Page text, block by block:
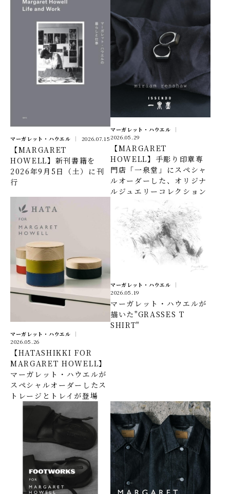
マーガレット・ハウエル 2026.07.15
【MARGARET
HOWELL】新刊書籍を
2026年9月5日（土）に刊
行
マーガレット・ハウエル
2026.05.29
【MARGARET
HOWELL】手彫り印章専
門店「一泉堂」にスペシャ
ルオーダーした、オリジナ
ルジュエリーコレクション
マーガレット・ハウエル
2026.05.26
【HATASHIKKI FOR
MARGARET HOWELL】
マーガレット・ハウエルが
スペシャルオーダーしたス
トレージとトレイが登場
マーガレット・ハウエル
2026.05.19
マーガレット・ハウエルが
描いた"GRASSES T
SHIRT"